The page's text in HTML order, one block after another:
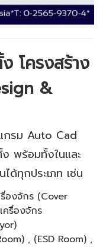
โครงสร้าง
&
กรม Auto Cad
พร้อมทั้งในและ
ด้ทุกประเภท เช่น
องจักร (Cover
ครื่องจักร
, (ESD Room) ,